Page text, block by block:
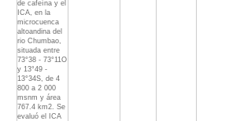
de cafeína y el
ICA, en la
microcuenca
altoandina del
rio Chumbao,
situada entre
73°38 - 73°11O
y 13°49 -
13°34S, de 4
800 a 2 000
msnm y área
767.4 km2. Se
evaluó el ICA